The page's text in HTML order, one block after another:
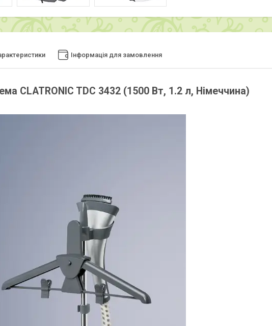
Інформація для замовлення
CLATRONIC TDC 3432 (1500 Вт, 1.2 л, Німеччина)